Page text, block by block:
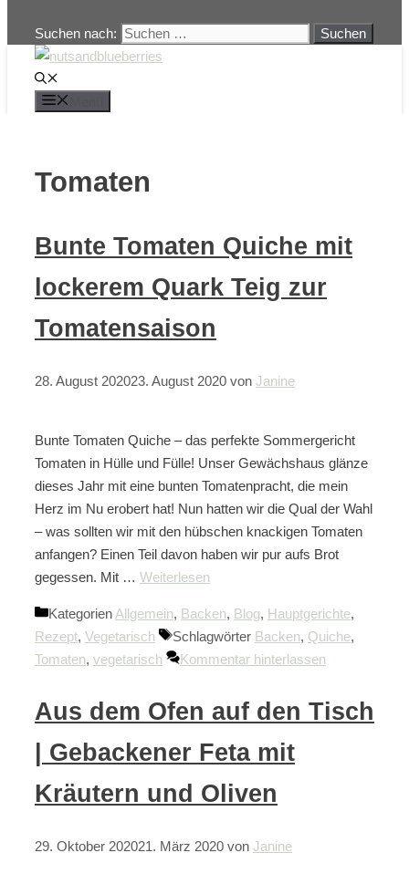
Suchen nach:
Tomaten
Bunte Tomaten Quiche mit
lockerem Quark Teig zur
Tomatensaison
28. August 202023. August 2020 von Janine
Bunte Tomaten Quiche – das perfekte Sommergericht
Tomaten in Hülle und Fülle! Unser Gewächshaus glänze
dieses Jahr mit eine bunten Tomatenpracht, die mein
Herz im Nu erobert hat! Nun hatten wir die Qual der Wahl
– was sollten wir mit den hübschen knackigen Tomaten
anfangen? Einen Teil davon haben wir pur aufs Brot
gegessen. Mit … Weiterlesen
KategorienAllgemein, Backen, Blog, Hauptgerichte,
Rezept, Vegetarisch Schlagwörter Backen, Quiche,
Tomaten, vegetarisch Kommentar hinterlassen
Aus dem Ofen auf den Tisch
| Gebackener Feta mit
Kräutern und Oliven
29. Oktober 202021. März 2020 von Janine